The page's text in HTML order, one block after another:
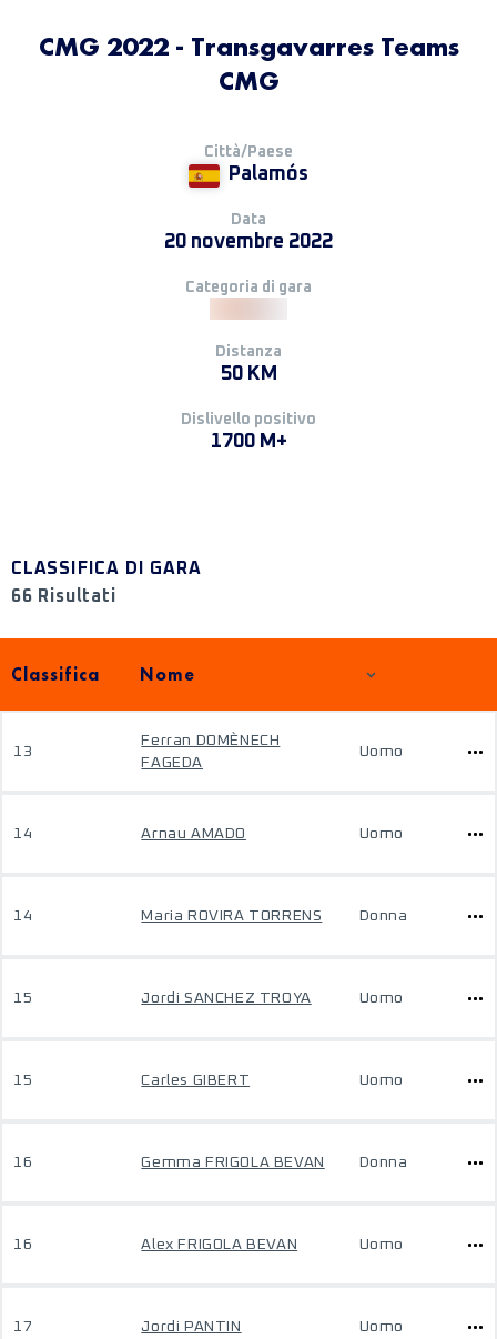
CMG 2022 - Transgavarres Teams
CMG
Città/Paese
Palamós
Data
20 novembre 2022
Categoria di gara
Distanza
50 KM
Dislivello positivo
1700 M+
CLASSIFICA DI GARA
66 Risultati
Classifica Nome
13
Ferran DOMÈNECH
FAGEDA
Uomo
14 Arnau AMADO Uomo
14 Maria ROVIRA TORRENS Donna
15 Jordi SANCHEZ TROYA Uomo
15 Carles GIBERT Uomo
16 Gemma FRIGOLA BEVAN Donna
16 Alex FRIGOLA BEVAN Uomo
17 Jordi PANTIN Uomo